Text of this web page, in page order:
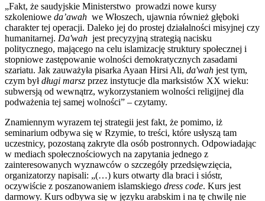
„Fakt, że saudyjskie Ministerstwo prowadzi nowe kursy
szkoleniowe da’awah we Włoszech, ujawnia również głęboki
charakter tej operacji. Daleko jej do prostej działalności misyjnej czy
humanitarnej. Da'wah jest precyzyjną strategią nacisku
politycznego, mającego na celu islamizację struktury społecznej i
stopniowe zastępowanie wolności demokratycznych zasadami
szariatu. Jak zauważyła pisarka Ayaan Hirsi Ali, da'wah jest tym,
czym byłdługi marsz przez instytucje dla marksistów XX wieku:
subwersją od wewnątrz, wykorzystaniem wolności religijnej dla
podważenia tej samej wolności” – czytamy.
Znamiennym wyrazem tej strategii jest fakt, że pomimo, iż
seminarium odbywa się w Rzymie, to treści, które usłyszą tam
uczestnicy, pozostaną zakryte dla osób postronnych. Odpowiadając
w mediach społecznościowych na zapytania jednego z
zainteresowanych wyznawców o szczegóły przedsięwzięcia,
organizatorzy napisali: „(…) kurs otwarty dla braci i sióstr,
oczywiście z poszanowaniem islamskiego dress code. Kurs jest
darmowy. Kurs odbywa się w języku arabskim i na tę chwilę nie